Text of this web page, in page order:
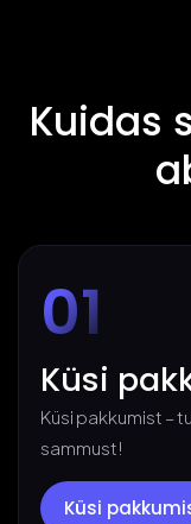
Kuidas
01
Küsi
Küsi pakkumist –
sammust!
Küsi